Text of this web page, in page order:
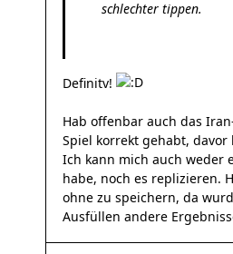
schlechter tippen.
Definitv!
Hab offenbar auch das
Spiel korrekt gehabt,
Ich kann mich auch weder
habe, noch es replizieren.
ohne zu speichern, da
Ausfüllen andere